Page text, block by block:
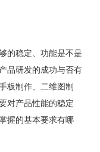
的稳定、功能是不是
品研发的成功与否有
板制作、二维图制
对产品性能的稳定
握的基本要求有哪